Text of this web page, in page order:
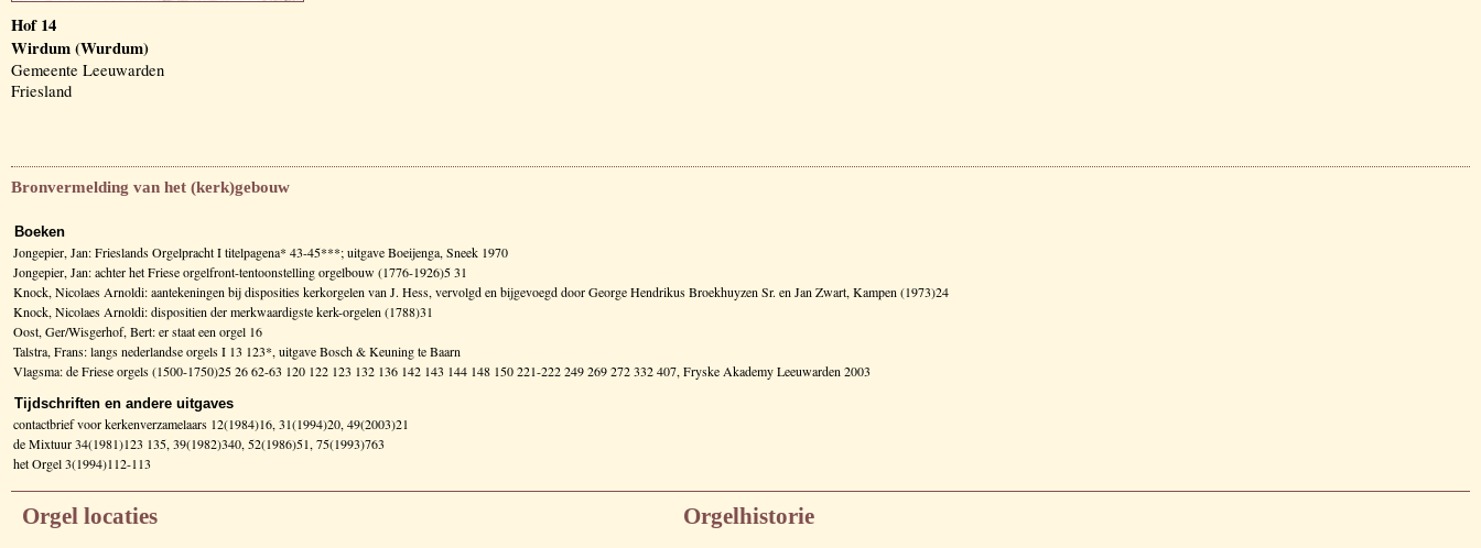
Hof 14
Wirdum (Wurdum)
Gemeente Leeuwarden
Friesland
Bronvermelding van het (kerk)gebouw
Boeken
Jongepier, Jan: Frieslands Orgelpracht I titelpagena* 43-45***; uitgave Boeijenga, Sneek 1970
Jongepier, Jan: achter het Friese orgelfront-tentoonstelling orgelbouw (1776-1926)5 31
Knock, Nicolaes Arnoldi: aantekeningen bij disposities kerkorgelen van J. Hess, vervolgd en bijgevoegd door George Hendrikus Broekhuyzen Sr. en Jan Zwart, Kampen (1973)24
Knock, Nicolaes Arnoldi: dispositien der merkwaardigste kerk-orgelen (1788)31
Oost, Ger/Wisgerhof, Bert: er staat een orgel 16
Talstra, Frans: langs nederlandse orgels I 13 123*, uitgave Bosch & Keuning te Baarn
Vlagsma: de Friese orgels (1500-1750)25 26 62-63 120 122 123 132 136 142 143 144 148 150 221-222 249 269 272 332 407, Fryske Akademy Leeuwarden 2003
Tijdschriften en andere uitgaves
contactbrief voor kerkenverzamelaars 12(1984)16, 31(1994)20, 49(2003)21
de Mixtuur 34(1981)123 135, 39(1982)340, 52(1986)51, 75(1993)763
het Orgel 3(1994)112-113
Orgel locaties Orgelhistorie